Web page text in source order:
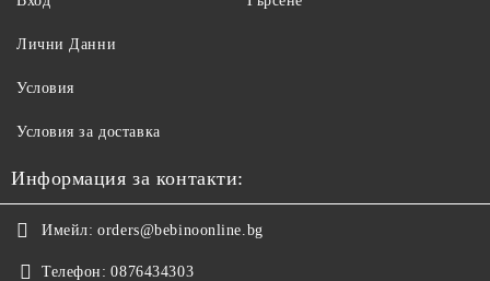
Лични Данни
Условия
Условия за доставка
Информация за контакти:
Имейл: orders@bebinoonline.bg
Телефон: 0876434303